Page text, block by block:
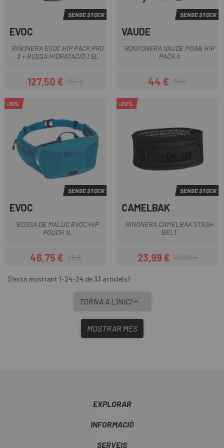
SENSE STOCK
EVOC
RIÑONERA EVOC HIP PACK PRO
3 + BOSSA HIDRATACIÓ 1.5L
Preu
127,50 €Preu regular
150 €
SENSE STOCK
VAUDE
RONYONERA VAUDE MOAB HIP
PACK 4
Preu
44 €Preu regular
80 €
-15%
SENSE STOCK
EVOC
BOSSA DE MALUC EVOC HIP
POUCH 1L
Preu
46,75 €Preu regular
55 €
-20%
SENSE STOCK
CAMELBAK
RINONERA CAMELBAK STASH
BELT
Preu
23,99 €Preu regular
29,99 €
S'està mostrant 1-24-24 de 33 article(s)
TORNA A L'INICI
MOSTRAR MÉS
EXPLORAR
INFORMACIÓ
SERVEIS